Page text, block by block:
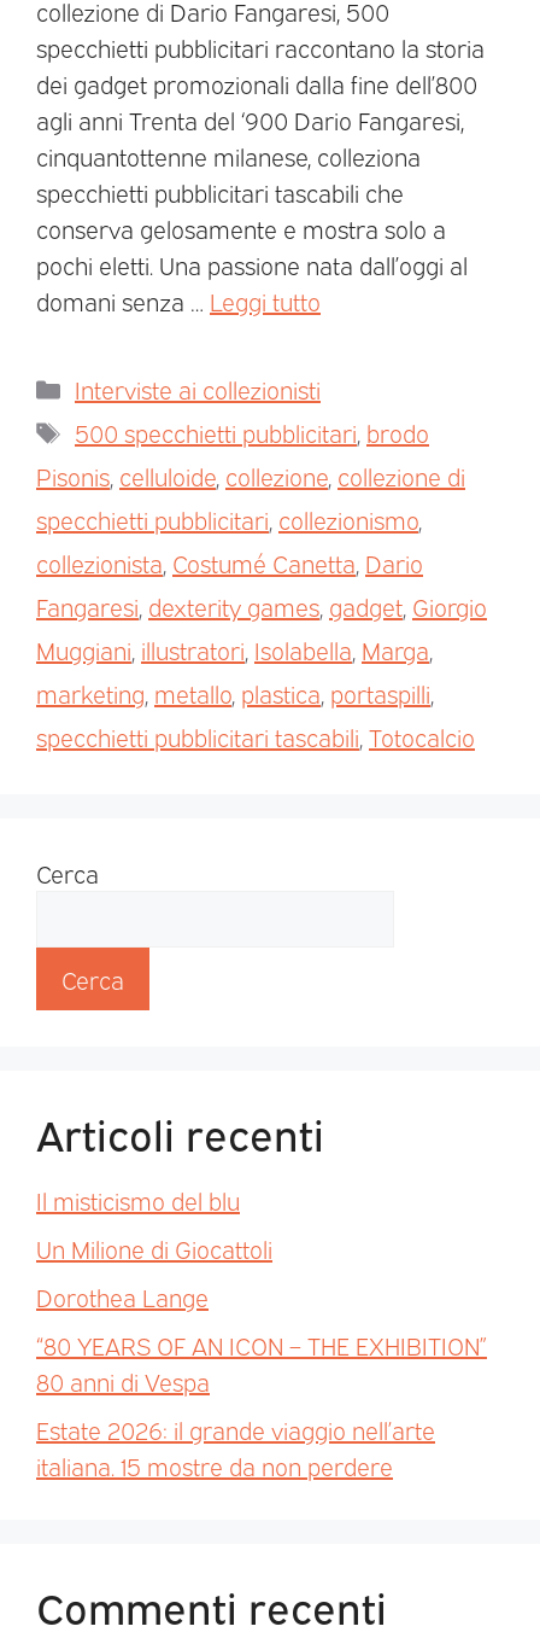
collezione di Dario Fangaresi, 500
specchietti pubblicitari raccontano la storia
dei gadget promozionali dalla fine dell’800
agli anni Trenta del ‘900 Dario Fangaresi,
cinquantottenne milanese, colleziona
specchietti pubblicitari tascabili che
conserva gelosamente e mostra solo a
pochi eletti. Una passione nata dall’oggi al
domani senza … Leggi tutto
Interviste ai collezionisti
500 specchietti pubblicitari brodo
Pisonis celluloide collezione collezione di
specchietti pubblicitari collezionismo
collezionista Costumé Canetta Dario
Fangaresi dexterity games gadget Giorgio
Muggiani illustratori Isolabella Marga
marketing metallo plastica portaspilli
specchietti pubblicitari tascabili Totocalcio
Cerca
Cerca
Articoli recenti
Il misticismo del blu
Un Milione di Giocattoli
Dorothea Lange
“80 YEARS OF AN ICON – THE EXHIBITION”
80 anni di Vespa
Estate 2026: il grande viaggio nell’arte
italiana. 15 mostre da non perdere
Commenti recenti